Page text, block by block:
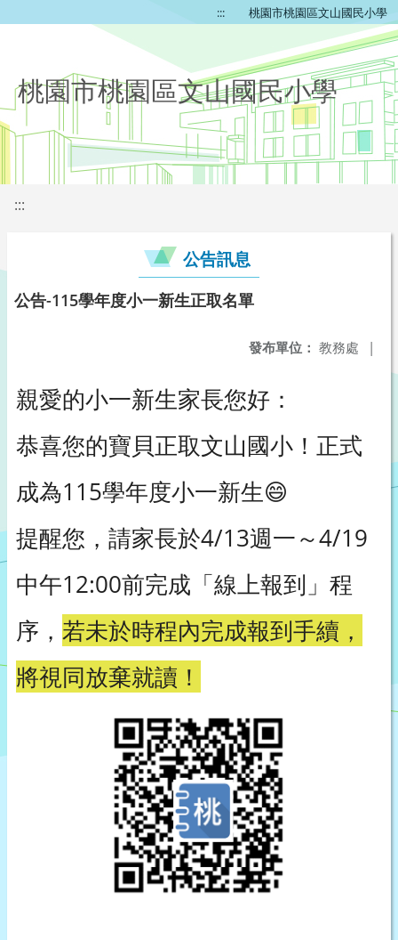
::: 桃園市桃園區文山國民小學
桃園市桃園區文山國民小學
:::
公告訊息
公告-115學年度小一新生正取名單
發布單位： 教務處 |
親愛的小一新生家長您好：
恭喜您的寶貝正取文山國小！正式
成為115學年度小一新生😄
提醒您，請家長於4/13週一～4/19
中午12:00前完成「線上報到」程
序， 若未於時程內完成報到手續，
將視同放棄就讀！